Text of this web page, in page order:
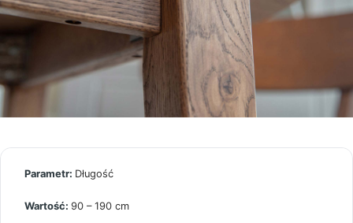
Długość
90 – 190 cm